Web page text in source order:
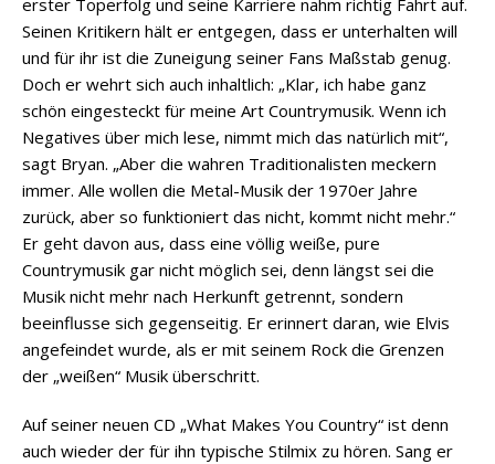
Seinen Kritikern hält er entgegen, dass er unterhalten will
und für ihr ist die Zuneigung seiner Fans Maßstab genug.
Doch er wehrt sich auch inhaltlich: „Klar, ich habe ganz
schön eingesteckt für meine Art Countrymusik. Wenn ich
Negatives über mich lese, nimmt mich das natürlich mit“,
sagt Bryan. „Aber die wahren Traditionalisten meckern
immer. Alle wollen die Metal-Musik der 1970er Jahre
zurück, aber so funktioniert das nicht, kommt nicht mehr.“
Er geht davon aus, dass eine völlig weiße, pure
Countrymusik gar nicht möglich sei, denn längst sei die
Musik nicht mehr nach Herkunft getrennt, sondern
beeinflusse sich gegenseitig. Er erinnert daran, wie Elvis
angefeindet wurde, als er mit seinem Rock die Grenzen
der „weißen“ Musik überschritt.
Auf seiner neuen CD „What Makes You Country“ ist denn
auch wieder der für ihn typische Stilmix zu hören. Sang er